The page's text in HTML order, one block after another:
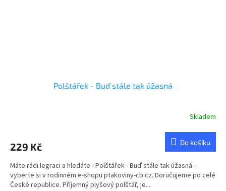
Polštářek - Buď stále tak úžasná
je
z
5
hvězdiček.
Skladem
229 Kč Do košíku
Máte rádi legraci a hledáte - Polštářek - Buď stále tak úžasná -
vyberte si v rodinném e-shopu ptakoviny-cb.cz. Doručujeme po celé
České republice. Příjemný plyšový polštář, je...